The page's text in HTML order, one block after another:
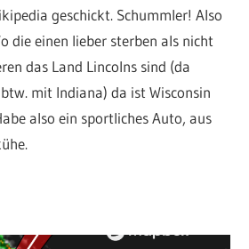
geschickt. Schummler! Also
die einen lieber sterben als nicht
das Land Lincolns sind (da
mit Indiana) da ist Wisconsin
also ein sportliches Auto, aus